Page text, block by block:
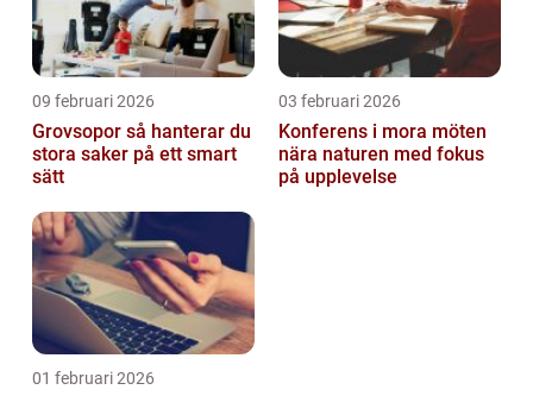
09 februari 2026
Grovsopor så hanterar du
stora saker på ett smart
sätt
03 februari 2026
Konferens i mora möten
nära naturen med fokus
på upplevelse
01 februari 2026